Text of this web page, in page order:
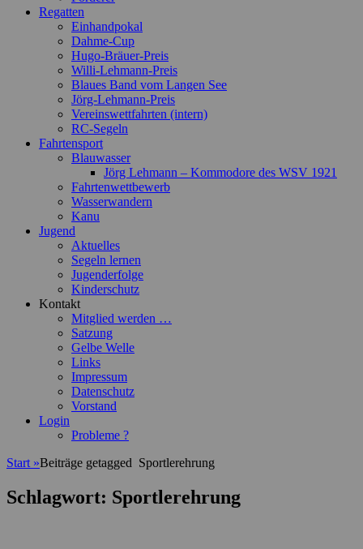
Regatten
Einhandpokal
Dahme-Cup
Hugo-Bräuer-Preis
Willi-Lehmann-Preis
Blaues Band vom Langen See
Jörg-Lehmann-Preis
Vereinswettfahrten (intern)
RC-Segeln
Fahrtensport
Blauwasser
Jörg Lehmann – Kommodore des WSV 1921
Fahrtenwettbewerb
Wasserwandern
Kanu
Jugend
Aktuelles
Segeln lernen
Jugenderfolge
Kinderschutz
Kontakt
Mitglied werden …
Satzung
Gelbe Welle
Links
Impressum
Datenschutz
Vorstand
Login
Probleme ?
Start »Beiträge getagged Sportlerehrung
Schlagwort: Sportlerehrung